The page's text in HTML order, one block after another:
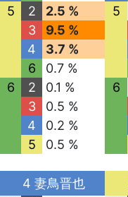
5
2
2.5 %
3
9.5 %
4
3.7 %
6
0.7 %
6
2
0.1 %
3
0.5 %
4
0.2 %
5
0.5 %
5
6
4 妻鳥晋也